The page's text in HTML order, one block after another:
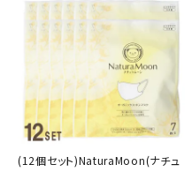
(12個セット)NaturaMoon(ナチュ